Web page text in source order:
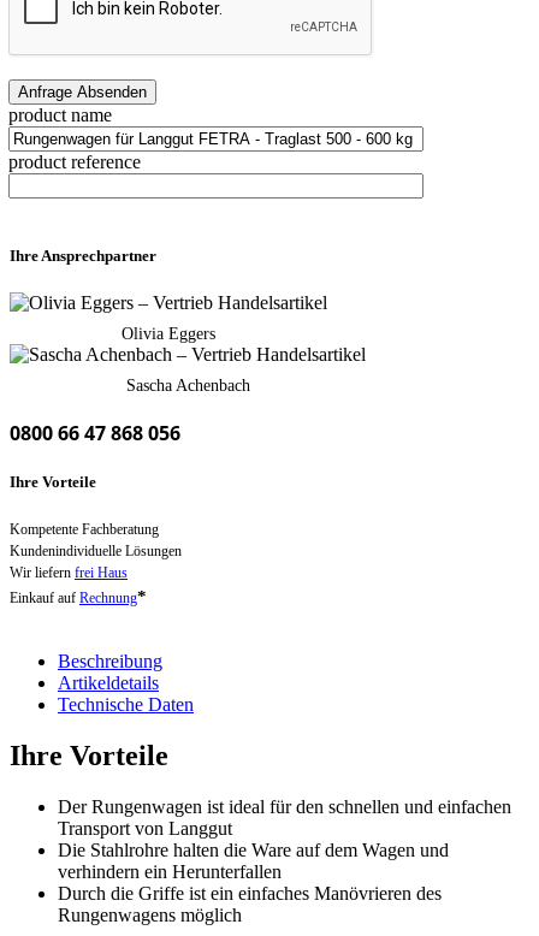
product name
product reference
Ihre Ansprechpartner
Olivia Eggers
Sascha Achenbach
0800 66 47 868 056
Ihre Vorteile
Kompetente Fachberatung
Kundenindividuelle Lösungen
Wir liefern frei Haus
Einkauf auf Rechnung*
Beschreibung
Artikeldetails
Technische Daten
Ihre Vorteile
Der Rungenwagen ist ideal für den schnellen und einfachen
Transport von Langgut
Die Stahlrohre halten die Ware auf dem Wagen und
verhindern ein Herunterfallen
Durch die Griffe ist ein einfaches Manövrieren des
Rungenwagens möglich